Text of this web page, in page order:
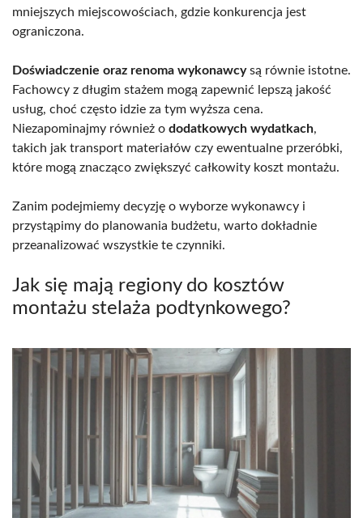
mniejszych miejscowościach, gdzie konkurencja jest
ograniczona.
Doświadczenie oraz renoma wykonawcysą równie istotne.
Fachowcy z długim stażem mogą zapewnić lepszą jakość
usług, choć często idzie za tym wyższa cena.
Niezapominajmy również o dodatkowych wydatkach,
takich jak transport materiałów czy ewentualne przeróbki,
które mogą znacząco zwiększyć całkowity koszt montażu.
Zanim podejmiemy decyzję o wyborze wykonawcy i
przystąpimy do planowania budżetu, warto dokładnie
przeanalizować wszystkie te czynniki.
Jak się mają regiony do kosztów
montażu stelaża podtynkowego?